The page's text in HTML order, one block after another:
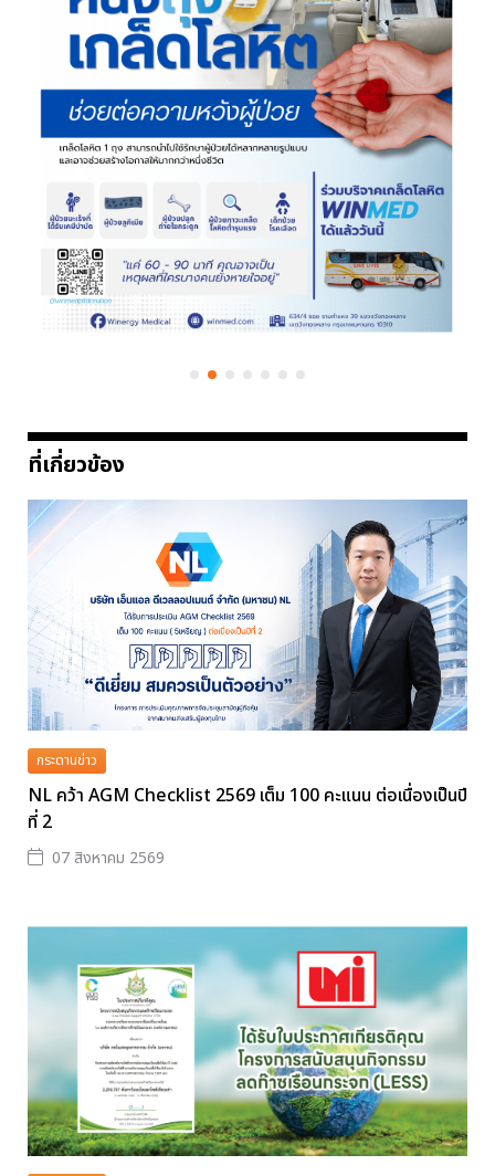
ที่เกี่ยวข้อง
กระดานข่าว
NL คว้า AGM Checklist 2569 เต็ม 100 คะแนน ต่อเนื่องเป็นปี
ที่ 2
07 สิงหาคม 2569